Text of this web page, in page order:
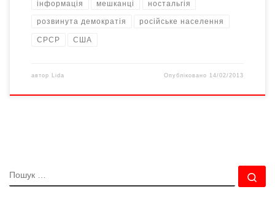
інформація мешканці ностальгія
розвинута демократія російське населення
СРСР США
автор Lida Опубліковано 14/02/2013
ПОШУК